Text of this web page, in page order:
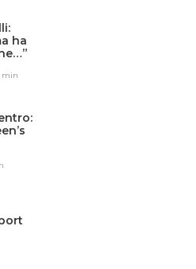
ha
min